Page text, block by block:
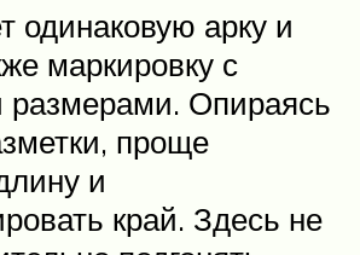
одинаковую арку и
маркировку с
размерами. Опираясь
проще
и
край. Здесь не